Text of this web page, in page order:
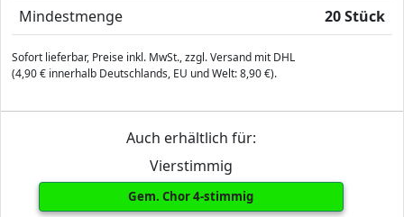
Mindestmenge
20 Stück
Sofort lieferbar, Preise inkl. MwSt., zzgl. Versand mit DHL
(4,90 € innerhalb Deutschlands, EU und Welt: 8,90 €).
Auch erhältlich für:
Vierstimmig
Gem. Chor 4-stimmig